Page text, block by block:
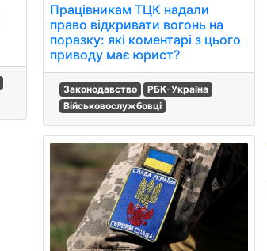
Працівникам ТЦК надали
право відкривати вогонь на
поразку: які коментарі з цього
приводу має юрист?
Законодавство
РБК-Україна
Військовослужбовці